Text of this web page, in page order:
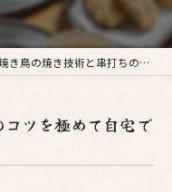
き鳥の焼き技術と串打ちのコツを極めて自宅で絶品焼鳥を楽しむ方法
ツを極めて自宅で